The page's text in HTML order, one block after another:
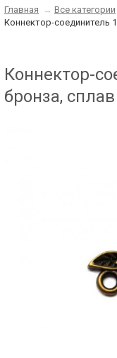
Главная → Все категории
Коннектор-соединитель
Коннектор-
бронза,